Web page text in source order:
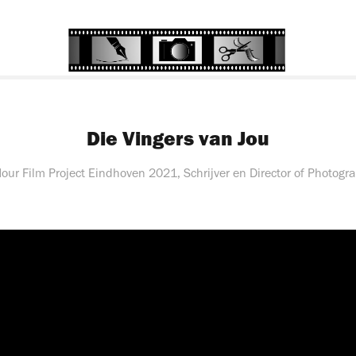
Die Vingers van Jou
Film Project Eindhoven 2021, Schrijver en Director of